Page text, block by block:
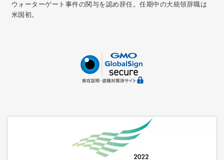
ウォーターゲート事件の関与を認め辞任。任期中の大統領辞職は
米国初。